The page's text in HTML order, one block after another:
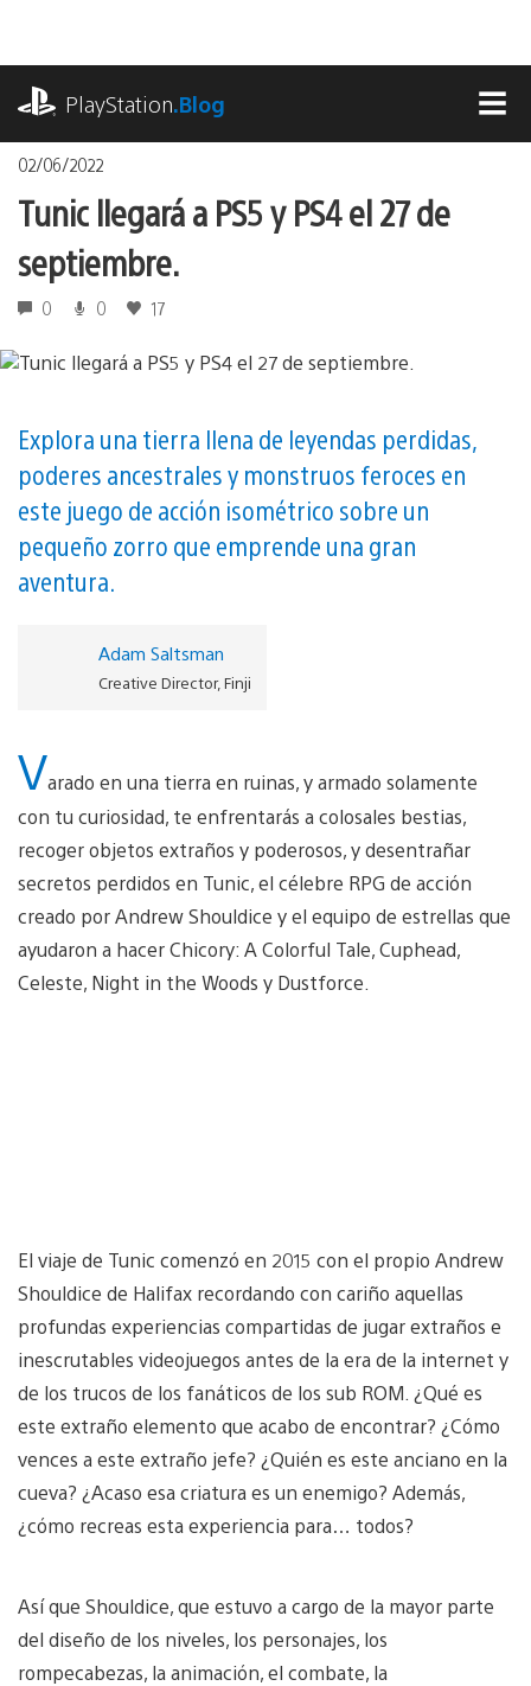
contenido
PlayStation.Blog
02/06/2022
Tunic llegará a PS5 y PS4 el 27 de
septiembre.
0 0 17
Explora una tierra llena de leyendas perdidas,
poderes ancestrales y monstruos feroces en
este juego de acción isométrico sobre un
pequeño zorro que emprende una gran
aventura.
Adam Saltsman
Creative Director, Finji
Varado en una tierra en ruinas, y armado solamente
con tu curiosidad, te enfrentarás a colosales bestias,
recoger objetos extraños y poderosos, y desentrañar
secretos perdidos en Tunic, el célebre RPG de acción
creado por Andrew Shouldice y el equipo de estrellas que
ayudaron a hacer Chicory: A Colorful Tale, Cuphead,
Celeste, Night in the Woods y Dustforce.
El viaje de Tunic comenzó en 2015 con el propio Andrew
Shouldice de Halifax recordando con cariño aquellas
profundas experiencias compartidas de jugar extraños e
inescrutables videojuegos antes de la era de la internet y
de los trucos de los fanáticos de los sub ROM. ¿Qué es
este extraño elemento que acabo de encontrar? ¿Cómo
vences a este extraño jefe? ¿Quién es este anciano en la
cueva? ¿Acaso esa criatura es un enemigo? Además,
¿cómo recreas esta experiencia para… todos?
Así que Shouldice, que estuvo a cargo de la mayor parte
del diseño de los niveles, los personajes, los
rompecabezas, la animación, el combate, la